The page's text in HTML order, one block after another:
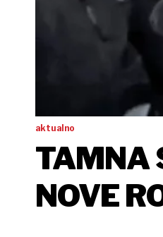
aktualno
TAMNA
NOVE